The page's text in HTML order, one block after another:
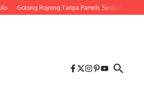
Gotong Royong Tanpa Pamrih, Serda M. Irwandi